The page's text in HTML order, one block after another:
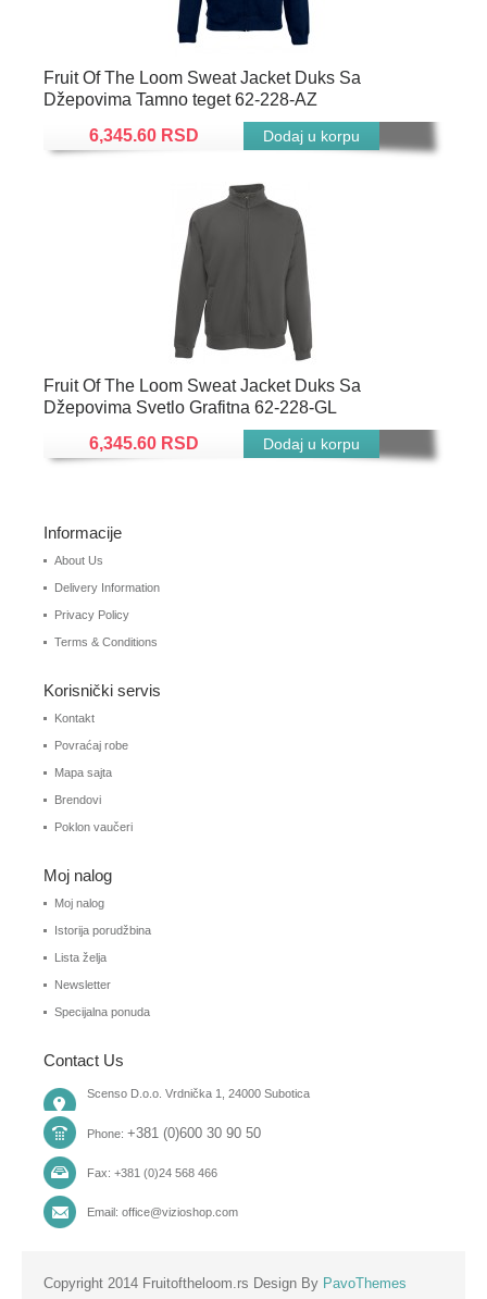
Fruit Of The Loom Sweat Jacket Duks Sa
Džepovima Tamno teget 62-228-AZ
6,345.60 RSD
Fruit Of The Loom Sweat Jacket Duks Sa
Džepovima Svetlo Grafitna 62-228-GL
6,345.60 RSD
Informacije
About Us
Delivery Information
Privacy Policy
Terms & Conditions
Korisnički servis
Kontakt
Povraćaj robe
Mapa sajta
Brendovi
Poklon vaučeri
Moj nalog
Moj nalog
Istorija porudžbina
Lista želja
Newsletter
Specijalna ponuda
Contact Us
Scenso D.o.o. Vrdnička 1, 24000 Subotica
Phone: +381 (0)600 30 90 50
Fax: +381 (0)24 568 466
Email: office@vizioshop.com
Copyright 2014 Fruitoftheloom.rs Design By PavoThemes